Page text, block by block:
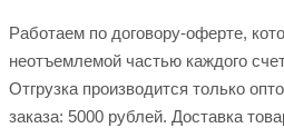
Работаем по договору-оферте,
неотъемлемой частью каждого
Отгрузка производится только
заказа: 5000 рублей. Доставка